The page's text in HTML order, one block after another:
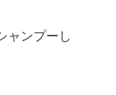
ャンプーし